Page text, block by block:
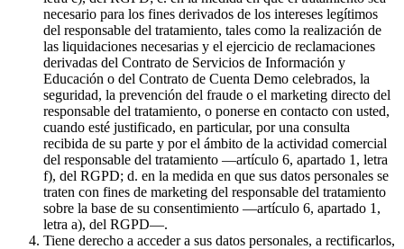
necesario para los fines derivados de los intereses legítimos
del responsable del tratamiento, tales como la realización de
las liquidaciones necesarias y el ejercicio de reclamaciones
derivadas del Contrato de Servicios de Información y
Educación o del Contrato de Cuenta Demo celebrados, la
seguridad, la prevención del fraude o el marketing directo del
responsable del tratamiento, o ponerse en contacto con usted,
cuando esté justificado, en particular, por una consulta
recibida de su parte y por el ámbito de la actividad comercial
del responsable del tratamiento —artículo 6, apartado 1, letra
f), del RGPD; d. en la medida en que sus datos personales se
traten con fines de marketing del responsable del tratamiento
sobre la base de su consentimiento —artículo 6, apartado 1,
letra a), del RGPD—.
Tiene derecho a acceder a sus datos personales, a rectificarlos,